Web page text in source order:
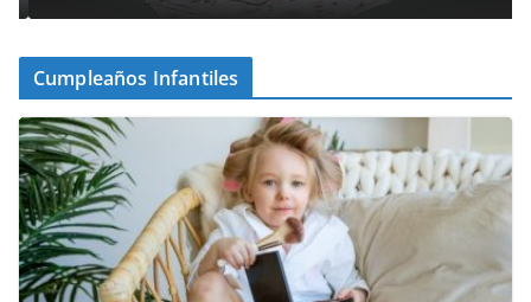
Cumpleaños Infantiles